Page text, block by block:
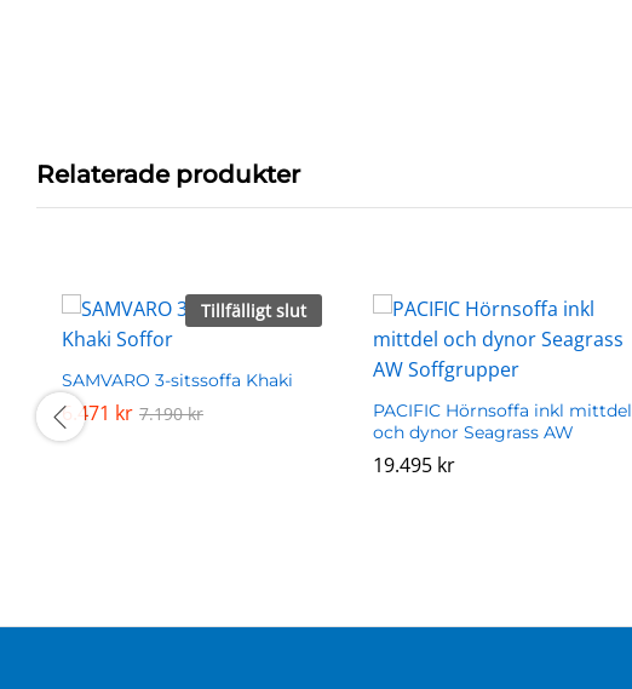
Relaterade produkter
Tillfälligt slut
SAMVARO 3-sitssoffa Khaki
6.471 kr 7.190kr
6.471 kr 7.190kr
PACIFIC Hörnsoffa inkl mittdel
och dynor Seagrass AW
19.495 kr
19.495 kr